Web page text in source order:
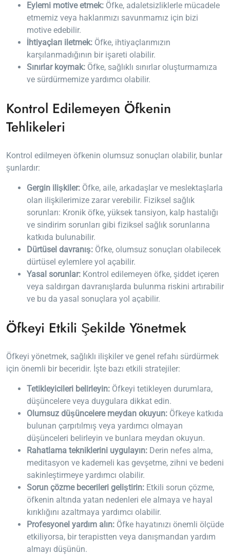
Eylemi motive etmek: Öfke, adaletsizliklerle mücadele
etmemiz veya haklarımızı savunmamız için bizi
motive edebilir.
İhtiyaçları iletmek: Öfke, ihtiyaçlarımızın
karşılanmadığının bir işareti olabilir.
Sınırlar koymak: Öfke, sağlıklı sınırlar oluşturmamıza
ve sürdürmemize yardımcı olabilir.
Kontrol Edilemeyen Öfkenin
Tehlikeleri
Kontrol edilmeyen öfkenin olumsuz sonuçları olabilir, bunlar
şunlardır:
Gergin ilişkiler: Öfke, aile, arkadaşlar ve meslektaşlarla
olan ilişkilerimize zarar verebilir. Fiziksel sağlık
sorunları: Kronik öfke, yüksek tansiyon, kalp hastalığı
ve sindirim sorunları gibi fiziksel sağlık sorunlarına
katkıda bulunabilir.
Dürtüsel davranış: Öfke, olumsuz sonuçları olabilecek
dürtüsel eylemlere yol açabilir.
Yasal sorunlar: Kontrol edilemeyen öfke, şiddet içeren
veya saldırgan davranışlarda bulunma riskini artırabilir
ve bu da yasal sonuçlara yol açabilir.
Öfkeyi Etkili Şekilde Yönetmek
Öfkeyi yönetmek, sağlıklı ilişkiler ve genel refahı sürdürmek
için önemli bir beceridir. İşte bazı etkili stratejiler:
Tetikleyicileri belirleyin: Öfkeyi tetikleyen durumlara,
düşüncelere veya duygulara dikkat edin.
Olumsuz düşüncelere meydan okuyun: Öfkeye katkıda
bulunan çarpıtılmış veya yardımcı olmayan
düşünceleri belirleyin ve bunlara meydan okuyun.
Rahatlama tekniklerini uygulayın: Derin nefes alma,
meditasyon ve kademeli kas gevşetme, zihni ve bedeni
sakinleştirmeye yardımcı olabilir.
Sorun çözme becerileri geliştirin: Etkili sorun çözme,
öfkenin altında yatan nedenleri ele almaya ve hayal
kırıklığını azaltmaya yardımcı olabilir.
Profesyonel yardım alın: Öfke hayatınızı önemli ölçüde
etkiliyorsa, bir terapistten veya danışmandan yardım
almayı düşünün.